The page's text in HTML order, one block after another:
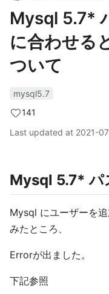
Mysql 5.7*
に合わせる
ついて
mysql5.7
141
Last updated at 2021-
Mysql 5.7* パ
Mysql にユーザーを
みたところ、
Errorが出ました。
下記参照